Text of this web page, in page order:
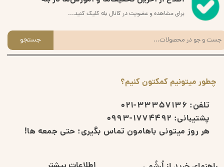
چطور میتونیم کمکتون کنیم؟
تلفن: 33357136-021
پشتیبانی: 1774492-0993
هر روز میتونی باهامون تماس بگیری؛ حتی جمعه ها!
برای مشاهده و عضویت در کانال بله کلیک کنید...
جستجو